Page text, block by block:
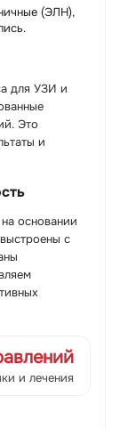
(ЭЛН),
для УЗИ и
Это
и
основании
с
и лечения